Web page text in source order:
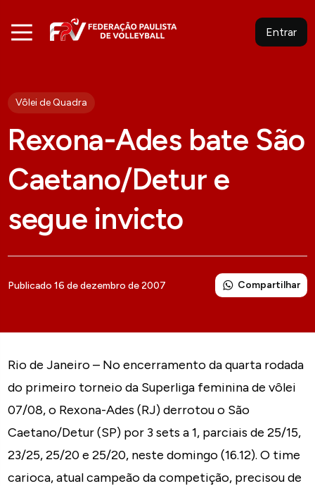
Entrar
Vôlei de Quadra
Rexona-Ades bate São
Caetano/Detur e
segue invicto
Publicado 16 de dezembro de 2007 Compartilhar
Rio de Janeiro – No encerramento da quarta rodada
do primeiro torneio da Superliga feminina de vôlei
07/08, o Rexona-Ades (RJ) derrotou o São
Caetano/Detur (SP) por 3 sets a 1, parciais de 25/15,
23/25, 25/20 e 25/20, neste domingo (16.12). O time
carioca, atual campeão da competição, precisou de